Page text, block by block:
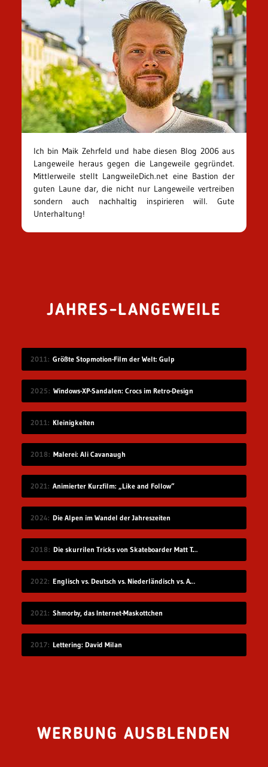
Ich bin Maik Zehrfeld und habe diesen Blog 2006 aus
Langeweile heraus gegen die Langeweile gegründet.
Mittlerweile stellt LangweileDich.net eine Bastion der
guten Laune dar, die nicht nur Langeweile vertreiben
sondern auch nachhaltig inspirieren will. Gute
Unterhaltung!
JAHRES-LANGEWEILE
2011 Größte Stopmotion-Film der Welt: Gulp
2025 Windows-XP-Sandalen: Crocs im Retro-Design
2011 Kleinigkeiten
2018 Malerei: Ali Cavanaugh
2021 Animierter Kurzfilm: „Like and Follow“
2024 Die Alpen im Wandel der Jahreszeiten
2018 Die skurrilen Tricks von Skateboarder Matt Tomasello
2022 Englisch vs. Deutsch vs. Niederländisch vs. Afrikaans
2021 Shmorby, das Internet-Maskottchen
2017 Lettering: David Milan
WERBUNG AUSBLENDEN